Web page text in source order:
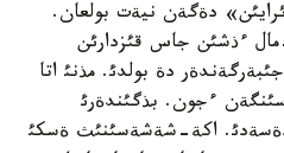
دةگةن نيةت بولعان.
مال ءذشئن جاس قئزدارئن
دة بولدئ. مذنئ اتا
ءجون. بذگئندةرئ
اكة-شةشةسئنئث ةسكئ